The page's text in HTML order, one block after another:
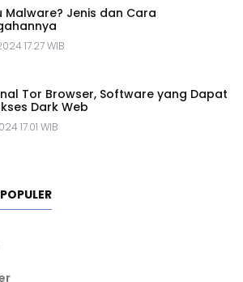
Malware? Jenis dan Cara
17.27 WIB
Tor Browser, Software yang Dapat
Dark Web
17.01 WIB